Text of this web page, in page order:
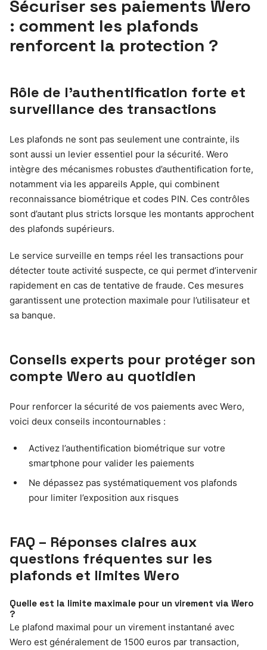
Sécuriser ses paiements Wero
: comment les plafonds
renforcent la protection ?
Rôle de l’authentification forte et
surveillance des transactions
Les plafonds ne sont pas seulement une contrainte, ils
sont aussi un levier essentiel pour la sécurité. Wero
intègre des mécanismes robustes d’authentification forte,
notamment via les appareils Apple, qui combinent
reconnaissance biométrique et codes PIN. Ces contrôles
sont d’autant plus stricts lorsque les montants approchent
des plafonds supérieurs.
Le service surveille en temps réel les transactions pour
détecter toute activité suspecte, ce qui permet d’intervenir
rapidement en cas de tentative de fraude. Ces mesures
garantissent une protection maximale pour l’utilisateur et
sa banque.
Conseils experts pour protéger son
compte Wero au quotidien
Pour renforcer la sécurité de vos paiements avec Wero,
voici deux conseils incontournables :
Activez l’authentification biométrique sur votre
smartphone pour valider les paiements
Ne dépassez pas systématiquement vos plafonds
pour limiter l’exposition aux risques
FAQ – Réponses claires aux
questions fréquentes sur les
plafonds et limites Wero
Quelle est la limite maximale pour un virement via Wero
?
Le plafond maximal pour un virement instantané avec
Wero est généralement de 1500 euros par transaction,